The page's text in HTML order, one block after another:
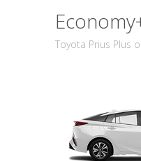
Toyota Prius Plus